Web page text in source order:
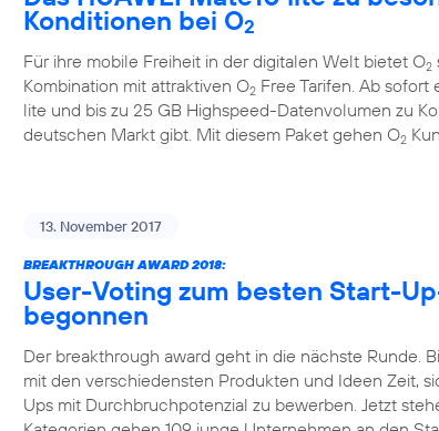
Konditionen bei O2
Für ihre mobile Freiheit in der digitalen Welt bietet O2
Kombination mit attraktiven O2 Free Tarifen. Ab sofort
lite und bis zu 25 GB Highspeed-Datenvolumen zu
deutschen Markt gibt. Mit diesem Paket gehen O2
13. November 2017
BREAKTHROUGH AWARD 2018:
User-Voting zum besten Start-
begonnen
Der breakthrough award geht in die nächste Runde.
mit den verschiedensten Produkten und Ideen Zeit,
Ups mit Durchbruchpotenzial zu bewerben. Jetzt